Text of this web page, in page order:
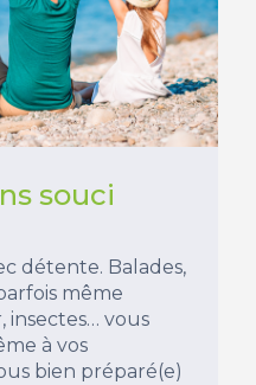
souci
détente. Balades,
même
insectes… vous
à vos
bien préparé(e)